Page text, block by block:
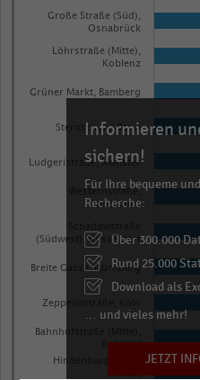
Grüner Markt, Bamberg
(Südwest), Düsseldorf
Hindenburgstraße
(Mitte),
Große Straße (Süd),
Osnabrück
Löhrstraße (Mitte),
Koblenz
Sternstraße, Bonn
Ludgeristraße, Münster
Paderborn
Breite Gasse, Nürnberg
Zeppelinstraße, Köln
Bahnhofstraße (Mitte),
Bielefeld
Informieren
sichern!
Für Ihre bequeme
Recherche:
Über 300.000
Rund 25.000
Download als
… und vieles mehr!
JETZT